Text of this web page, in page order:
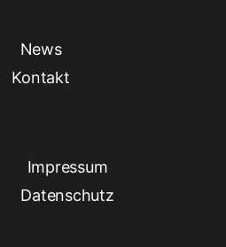
News
Kontakt
Impressum
Datenschutz